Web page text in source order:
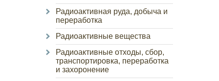
Радиоактивная руда, добыча и
переработка
Радиоактивные вещества
Радиоактивные отходы, сбор,
транспортировка, переработка
и захоронение